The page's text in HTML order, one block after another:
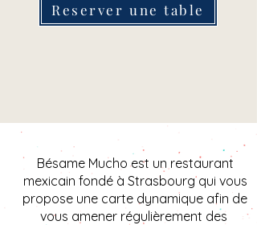
Reserver une table
Bésame Mucho est un restaurant
mexicain fondé à Strasbourg qui vous
propose une carte dynamique afin de
vous amener régulièrement des